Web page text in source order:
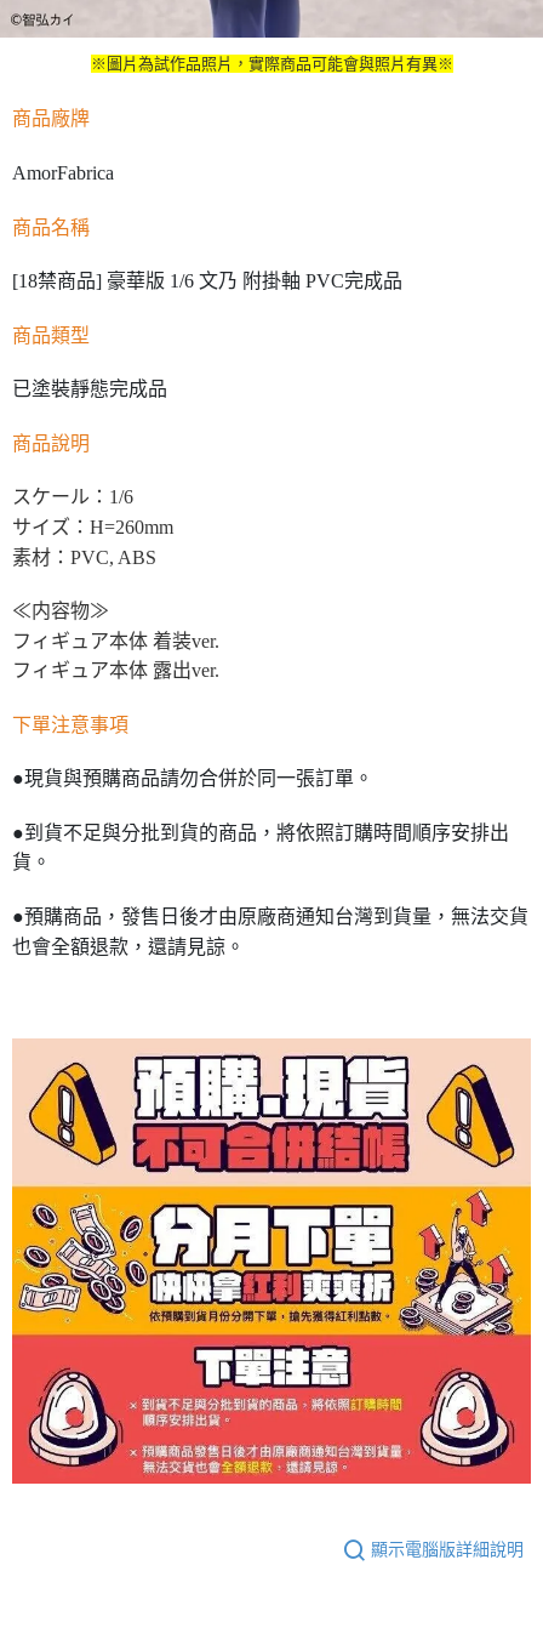
※圖片為試作品照片，實際商品可能會與照片有異※
商品廠牌
AmorFabrica
商品名稱
[18禁商品] 豪華版 1/6 文乃 附掛軸 PVC完成品
商品類型
已塗裝靜態完成品
商品說明
スケール：1/6
サイズ：H=260mm
素材：PVC, ABS
≪内容物≫
フィギュア本体 着装ver.
フィギュア本体 露出ver.
下單注意事項
●現貨與預購商品請勿合併於同一張訂單。
●到貨不足與分批到貨的商品，將依照訂購時間順序安排出
貨。
●預購商品，發售日後才由原廠商通知台灣到貨量，無法交貨
也會全額退款，還請見諒。
顯示電腦版詳細說明